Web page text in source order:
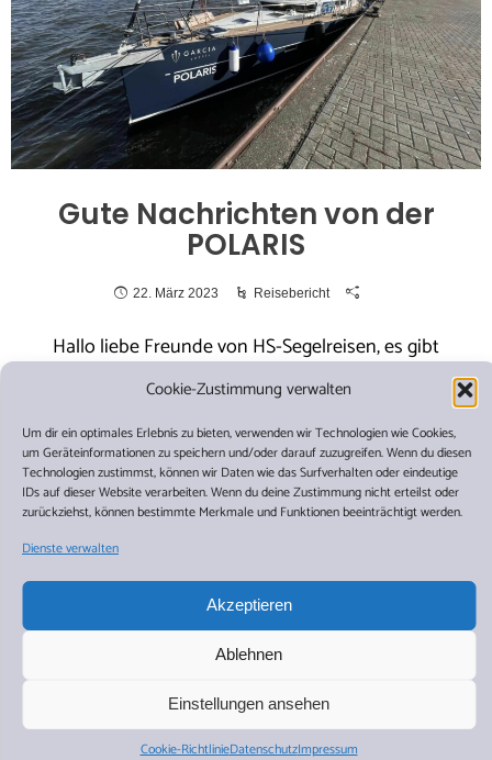
Cookie-Zustimmung verwalten
Um dir ein optimales Erlebnis zu bieten, verwenden wir Technologien wie Cookies,
um Geräteinformationen zu speichern und/oder darauf zuzugreifen. Wenn du diesen
Technologien zustimmst, können wir Daten wie das Surfverhalten oder eindeutige
IDs auf dieser Website verarbeiten. Wenn du deine Zustimmung nicht erteilst oder
zurückziehst, können bestimmte Merkmale und Funktionen beeinträchtigt werden.
Dienste verwalten
Akzeptieren
Ablehnen
Einstellungen ansehen
Cookie-RichtlinieDatenschutzImpressum
Gute Nachrichten von der
POLARIS
22. März 2023 Reisebericht
Hallo liebe Freunde von HS-Segelreisen, es gibt
erfreuliche Nachrichten aus Bremerhaven. Nachdem
unser Flaggschiff – die POLARIS – im vergangenen
Spätsommer schuldlos von einem Fischtrawler gerammt
und dabei stark beschädigt wurde, nähern sich die
notwendigen Reparaturarbeiten nun langsam aber
sicher dem Ende. Seit einigen Monaten stand unsere
Expeditionsyacht nun schon in der Werft in
Bremerhaven. …
Weiterlesen